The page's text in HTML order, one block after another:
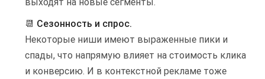
📆 Сезонность и спрос.
Некоторые ниши имеют выраженные пики и
спады, что напрямую влияет на стоимость клика
и конверсию. И в контекстной рекламе тоже